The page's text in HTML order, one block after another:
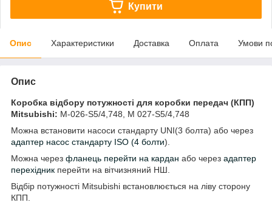
Купити
Опис Характеристики Доставка Оплата Умови
Опис
Коробка відбору потужності для коробки передач (КПП)
Mitsubishi: M-026-S5/4,748, M 027-S5/4,748
Можна встановити насоси стандарту UNI(3 болта) або через
адаптер насос стандарту ISO (4 болти).
Можна через фланець перейти на кардан або через адаптер
перехідник перейти на вітчизняний НШ.
Відбір потужності Mitsubishi встановлюється на ліву сторону
КПП.